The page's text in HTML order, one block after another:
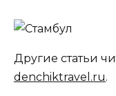
Другие статьи
denchiktravel.ru.